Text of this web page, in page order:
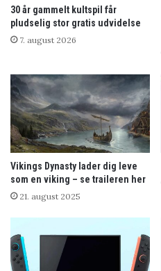
30 år gammelt kultspil får
pludselig stor gratis udvidelse
7. august 2026
Vikings Dynasty lader dig leve
som en viking – se traileren her
21. august 2025